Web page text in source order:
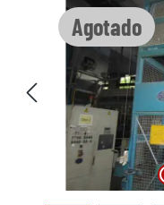
Agotado